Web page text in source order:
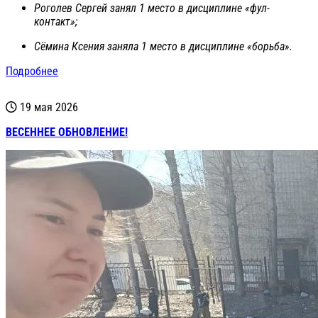
Роголев Сергей занял 1 место в дисциплине «фул-
контакт»;
Сёмина Ксения заняла 1 место в дисциплине «борьба».
Подробнее
19 мая 2026
ВЕСЕННЕЕ ОБНОВЛЕНИЕ!